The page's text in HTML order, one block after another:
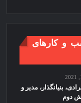
و کارهای
بنیانگذار، مدیر و
دوم